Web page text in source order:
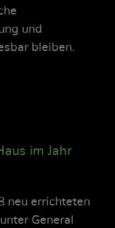
und
bleiben.
im Jahr
neu errichteten
General